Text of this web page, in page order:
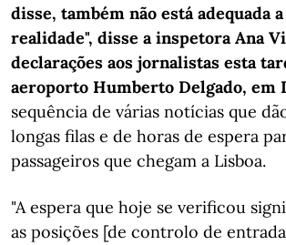
disse, também não está adequada
realidade", disse a inspetora Ana
declarações aos jornalistas esta
aeroporto Humberto Delgado, em
sequência de várias notícias que
longas filas e de horas de espera
passageiros que chegam a Lisboa.
"A espera que hoje se verificou
as posições [de controlo de